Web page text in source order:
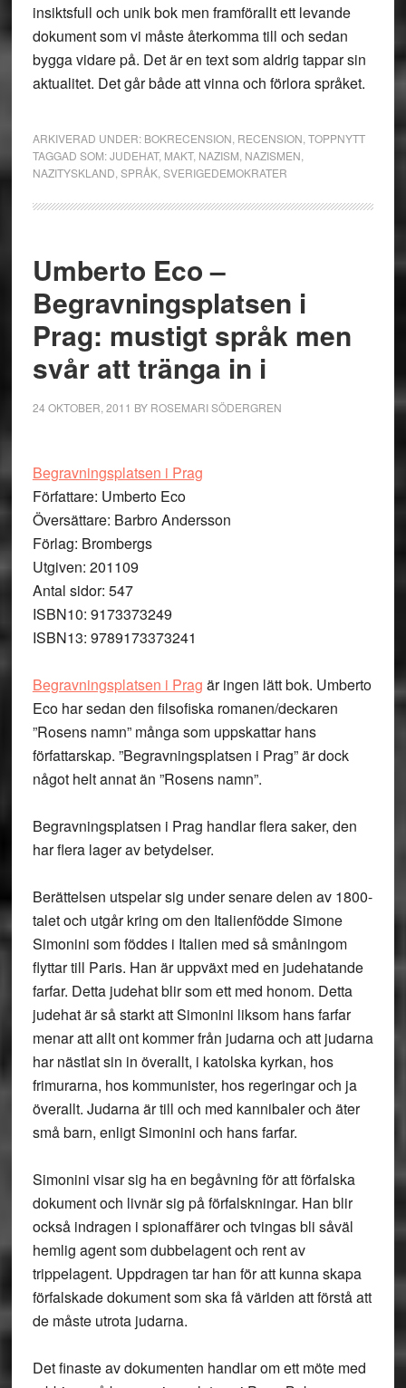
insiktsfull och unik bok men framförallt ett levande
dokument som vi måste återkomma till och sedan
bygga vidare på. Det är en text som aldrig tappar sin
aktualitet. Det går både att vinna och förlora språket.
ARKIVERAD UNDER: BOKRECENSION RECENSION TOPPNYTT
TAGGAD SOM:JUDEHAT, MAKT, NAZISM NAZISMEN
NAZITYSKLAND SPRÅK, SVERIGEDEMOKRATER
Umberto Eco –
Begravningsplatsen i
Prag: mustigt språk men
svår att tränga in i
24 OKTOBER, 2011 BY ROSEMARI SÖDERGREN
Begravningsplatsen i Prag
Författare: Umberto Eco
Översättare: Barbro Andersson
Förlag: Brombergs
Utgiven: 201109
Antal sidor: 547
ISBN10: 9173373249
ISBN13: 9789173373241
Begravningsplatsen i Prag är ingen lätt bok. Umberto
Eco har sedan den filsofiska romanen/deckaren
”Rosens namn” många som uppskattar hans
författarskap. ”Begravningsplatsen i Prag” är dock
något helt annat än ”Rosens namn”.
Begravningsplatsen i Prag handlar flera saker, den
har flera lager av betydelser.
Berättelsen utspelar sig under senare delen av 1800-
talet och utgår kring om den Italienfödde Simone
Simonini som föddes i Italien med så småningom
flyttar till Paris. Han är uppväxt med en judehatande
farfar. Detta judehat blir som ett med honom. Detta
judehat är så starkt att Simonini liksom hans farfar
menar att allt ont kommer från judarna och att judarna
har nästlat sin in överallt, i katolska kyrkan, hos
frimurarna, hos kommunister, hos regeringar och ja
överallt. Judarna är till och med kannibaler och äter
små barn, enligt Simonini och hans farfar.
Simonini visar sig ha en begåvning för att förfalska
dokument och livnär sig på förfalskningar. Han blir
också indragen i spionaffärer och tvingas bli såväl
hemlig agent som dubbelagent och rent av
trippelagent. Uppdragen tar han för att kunna skapa
förfalskade dokument som ska få världen att förstå att
de måste utrota judarna.
Det finaste av dokumenten handlar om ett möte med